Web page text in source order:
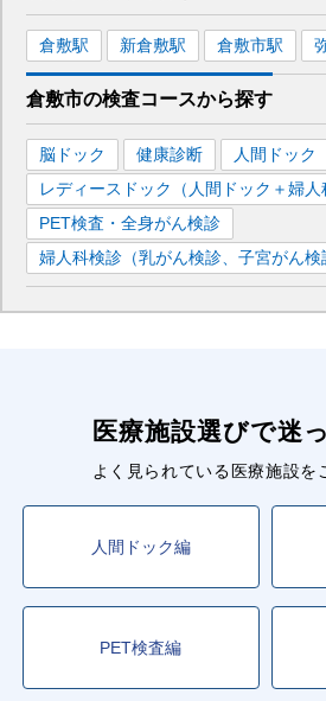
倉敷駅 新倉敷駅 倉敷市駅
倉敷市の検査コースから探す
脳ドック 健康診断
人間ドック
レディースドック（人間ドック＋婦人
PET検査・全身がん検診
婦人科検診（乳がん検診、子宮がん検
医療施設選びで迷
よく見られている医療施設を
人間ドック編
PET検査編